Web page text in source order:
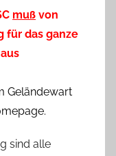
muß von
für das ganze
Geländewart
sind alle